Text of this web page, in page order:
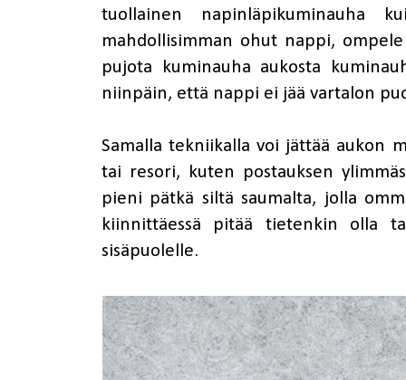
tuollainen napinläpikuminauha
mahdollisimman ohut nappi,
pujota kuminauha aukosta
niinpäin, että nappi ei jää vartalon
Samalla tekniikalla voi jättää aukon
tai resori, kuten postauksen
pieni pätkä siltä saumalta, jolla
kiinnittäessä pitää tietenkin olla
sisäpuolelle.